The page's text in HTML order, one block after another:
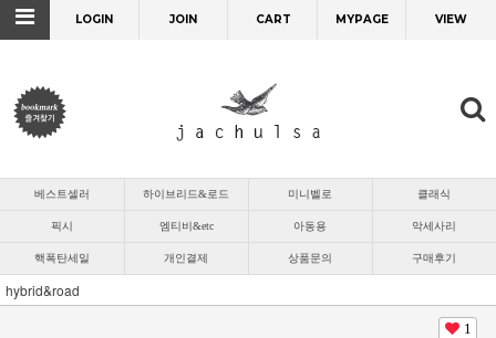
LOGIN JOIN CART MYPAGE VIEW
베스트셀러 하이브리드&로드 미니벨로 클래식
픽시 엠티비&etc 아동용 악세사리
핵폭탄세일 개인결제 상품문의 구매후기
hybrid&road
1